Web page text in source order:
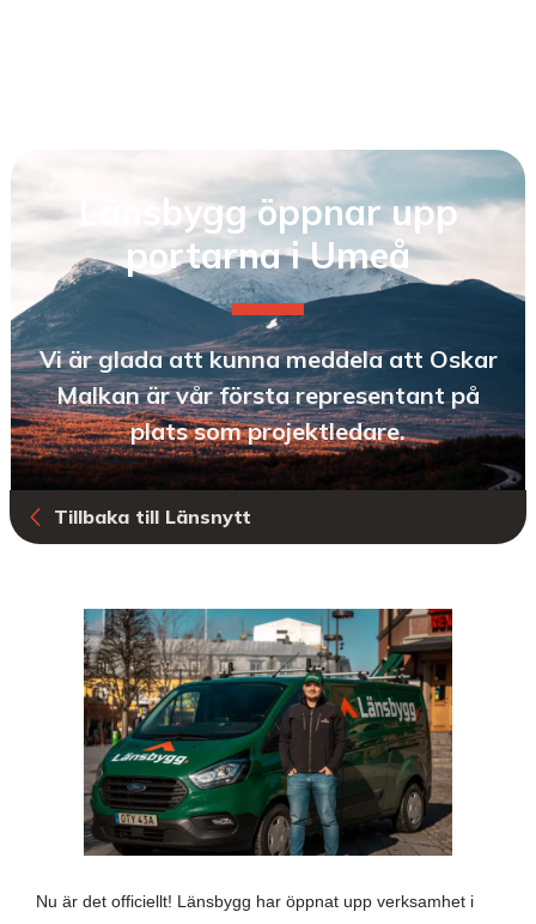
Länsbygg öppnar upp
portarna i Umeå
Vi är glada att kunna meddela att Oskar
Malkan är vår första representant på
plats som projektledare.
Tillbaka till Länsnytt
Nu är det officiellt! Länsbygg har öppnat upp verksamhet i